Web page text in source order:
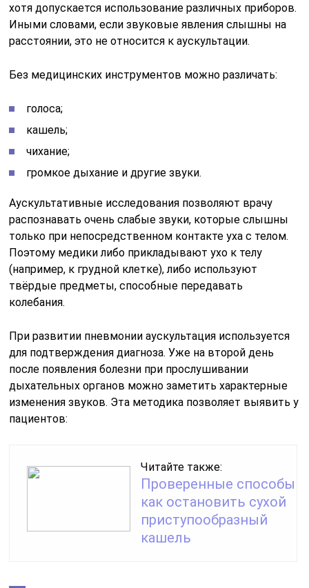
хотя допускается использование различных приборов.
Иными словами, если звуковые явления слышны на
расстоянии, это не относится к аускультации.
Без медицинских инструментов можно различать:
голоса;
кашель;
чихание;
громкое дыхание и другие звуки.
Аускультативные исследования позволяют врачу
распознавать очень слабые звуки, которые слышны
только при непосредственном контакте уха с телом.
Поэтому медики либо прикладывают ухо к телу
(например, к грудной клетке), либо используют
твёрдые предметы, способные передавать
колебания.
При развитии пневмонии аускультация используется
для подтверждения диагноза. Уже на второй день
после появления болезни при прослушивании
дыхательных органов можно заметить характерные
изменения звуков. Эта методика позволяет выявить у
пациентов:
Читайте также:
Проверенные способы
как остановить сухой
приступообразный
кашель